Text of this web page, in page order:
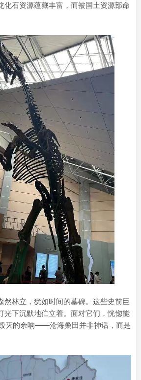
化石资源蕴藏丰富，而被国土资源部命
然林立，犹如时间的墓碑。这些史前巨
光下沉默地伫立着。面对它们，恍惚能
灭的余响——沧海桑田并非神话，而是